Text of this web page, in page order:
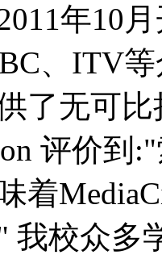
年10
、ITV
了无可
评价到
着
我校众多